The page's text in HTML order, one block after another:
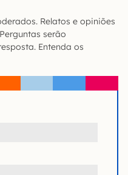
Relatos e opiniões
serão
Entenda os